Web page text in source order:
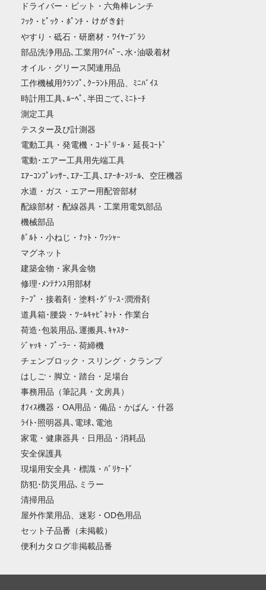
ドライバー・ビット・六角棒レンチ
ﾌｯｸ・ﾋﾟｯｸ・ﾎﾟﾝﾁ・けがき針
やすり・砥石・研磨材・ﾜｲﾔｰﾌﾞﾗｼ
部品洗浄用品､工業用ﾜｲﾊﾟｰ､水･油吸着材
オイル・グリース関連用品
工作機械用ｸﾗﾝﾌﾟ､ｸｰﾗﾝﾄ用品、ﾐﾆﾊﾞｲｽ
時計用工具､ﾙｰﾍﾟ､半田ごて､ﾐﾆﾄｰﾁ
測定工具
テスター及び計測器
電動工具・発電機・ｺｰﾄﾞﾘｰﾙ・延長ｺｰﾄﾞ
電動･エアー工具用先端工具
ｴｱｰｺﾝﾌﾟﾚｯｻｰ､ｴｱｰ工具､ｴｱｰﾎｰｽﾘｰﾙ、空圧機器
水道・ガス・エアー用配管部材
配線部材・配線器具・工業用電気部品
機械部品
ﾎﾞﾙﾄ・小ねじ・ﾅｯﾄ・ﾜｯｼｬｰ
マグネット
建築金物・家具金物
修理･ﾒﾝﾃﾅﾝｽ用部材
ﾃｰﾌﾟ・接着剤・塗料･ｸﾞﾘｰｽ･潤滑剤
道具箱･腰袋・ﾂｰﾙｷｬﾋﾞﾈｯﾄ・作業台
荷造･包装用品､運搬具､ｷｬｽﾀｰ
ｼﾞｬｯｷ・ﾌﾟｰﾗｰ・荷締機
チェンブロック・スリング・クランプ
はしご・脚立・踏台・足場台
事務用品（筆記具・文房具）
ｵﾌｨｽ機器・OA用品・備品・かばん・什器
ﾗｲﾄ･照明器具､電球､電池
家電・健康器具・日用品・消耗品
安全保護具
現場用安全具・標識・ﾊﾞﾘｹｰﾄﾞ
防犯･防災用品､ミラー
清掃用品
屋外作業用品、迷彩・OD色用品
セット子品番（未掲載）
便利カタログ非掲載品番